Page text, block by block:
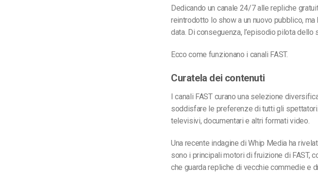
Dedicando un canale 24/7 alle repliche
reintrodotto lo show a un nuovo pubblico,
data. Di conseguenza, l’episodio pilota
Ecco come funzionano i canali FAST.
Curatela dei contenuti
I canali FAST curano una selezione
soddisfare le preferenze di tutti gli
televisivi, documentari e altri formati video.
Una recente indagine di Whip Media ha
sono i principali motori di fruizione di FAST,
che guarda repliche di vecchie commedie e